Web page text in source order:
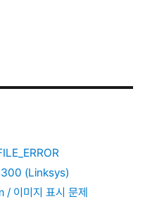
(Linksys)
이미지 표시 문제